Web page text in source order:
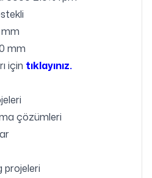
mm
için tıklayınız.
çözümleri
projeleri